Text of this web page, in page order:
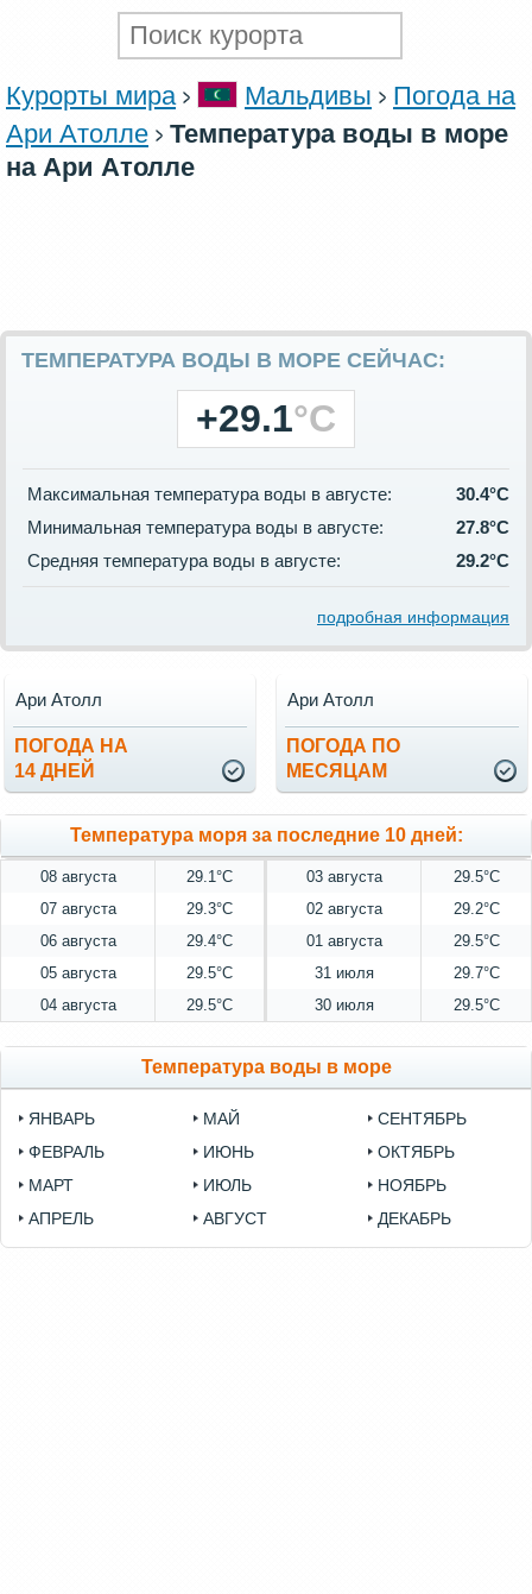
Курорты мира Мальдивы
Погода на
Ари Атолле
Температура воды в море
на Ари Атолле
ТЕМПЕРАТУРА ВОДЫ В МОРЕ СЕЙЧАС:
+29.1°C
Максимальная температура воды в августе:
30.4°C
Минимальная температура воды в августе:
27.8°C
Средняя температура воды в августе:
29.2°C
подробная информация
ПОГОДА НА
14 ДНЕЙ
Ари Атолл
ПОГОДА ПО
МЕСЯЦАМ
Ари Атолл
Температура моря за последние 10 дней:
08 августа 29.1°C 03 августа
29.5°C
07 августа
29.3°C 02 августа
29.2°C
06 августа
29.4°C 01 августа
29.5°C
05 августа
29.5°C 31 июля
29.7°C
04 августа
29.5°C 30 июля 29.5°C
Температура воды в море
ЯНВАРЬ
ФЕВРАЛЬ
МАРТ
АПРЕЛЬ
МАЙ
ИЮНЬ
ИЮЛЬ
АВГУСТ
СЕНТЯБРЬ
ОКТЯБРЬ
НОЯБРЬ
ДЕКАБРЬ